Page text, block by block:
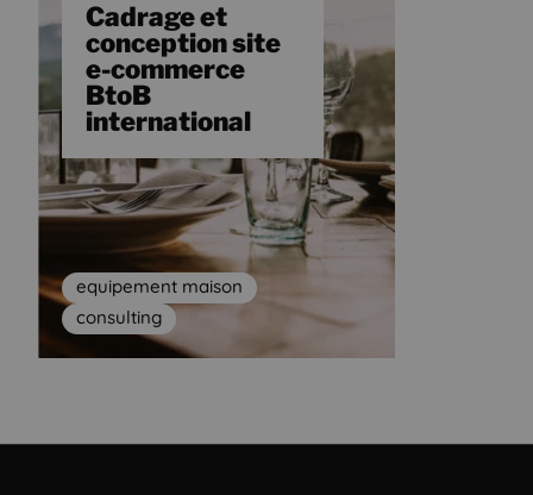
Cadrage et
conception site
e-commerce
BtoB
international
equipement maison
consulting